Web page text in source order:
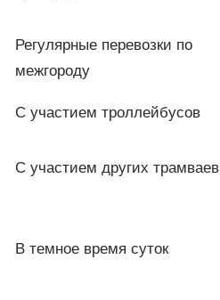
Регулярные перевозки по
межгороду
С участием троллейбусов
С участием других трамваев
В темное время суток